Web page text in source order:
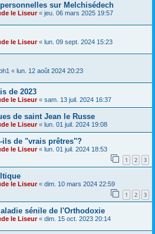
sur Melchisédech
le Liseur« jeu. 06 mars 2025 19:57
le Liseur« lun. 09 sept. 2024 15:23
« lun. 12 août 2024 20:23
de 2023
le Liseur« sam. 13 juil. 2024 16:37
de saint Jean le Russe
le Liseur« lun. 01 juil. 2024 19:08
ils de "vrais prêtres"?
le Liseur« lun. 01 juil. 2024 18:53
1 2 3
le Liseur« dim. 10 mars 2024 22:59
1 2 3
sénile de l'Orthodoxie
le Liseur« dim. 15 oct. 2023 20:14